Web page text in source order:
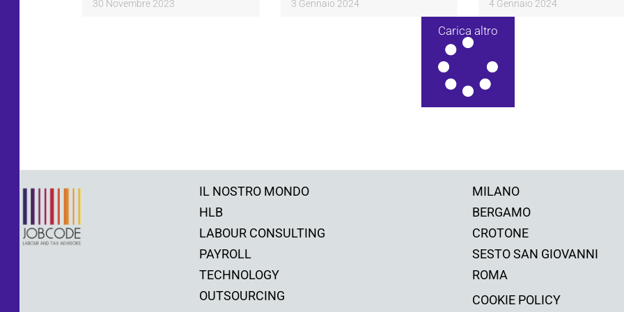
30 Novembre 2023 3 Gennaio 2024 4 Gennaio 2024
Carica altro
IL NOSTRO MONDO
HLB
LABOUR CONSULTING
PAYROLL
TECHNOLOGY
OUTSOURCING
MILANO
BERGAMO
CROTONE
SESTO SAN GIOVANNI
ROMA
COOKIE POLICY